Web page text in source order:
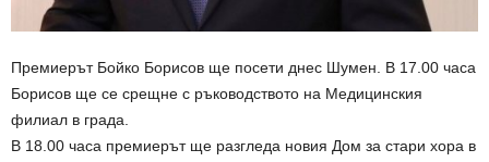
Премиерът Бойко Борисов ще посети днес Шумен. В 17.00 часа
Борисов ще се срещне с ръководството на Медицинския
филиал в града.
В 18.00 часа премиерът ще разгледа новия Дом за стари хора в